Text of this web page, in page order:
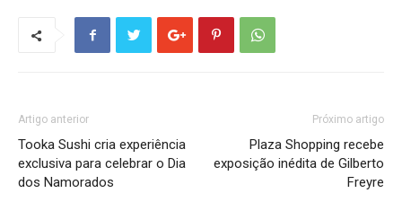
Artigo anterior
Tooka Sushi cria experiência
exclusiva para celebrar o Dia
dos Namorados
Próximo artigo
Plaza Shopping recebe
exposição inédita de Gilberto
Freyre